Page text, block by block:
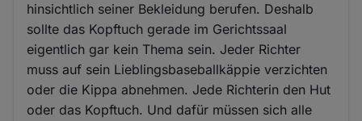
hinsichtlich seiner Bekleidung berufen. Deshalb
sollte das Kopftuch gerade im Gerichtssaal
eigentlich gar kein Thema sein. Jeder Richter
muss auf sein Lieblingsbaseballkäppie verzichten
oder die Kippa abnehmen. Jede Richterin den Hut
oder das Kopftuch. Und dafür müssen sich alle